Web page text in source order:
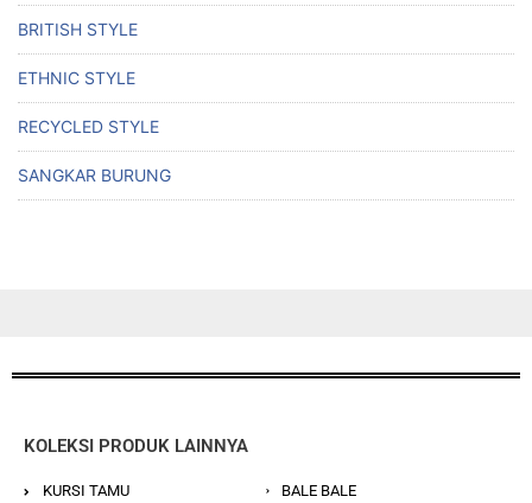
BRITISH STYLE
ETHNIC STYLE
RECYCLED STYLE
SANGKAR BURUNG
KOLEKSI PRODUK LAINNYA
KURSI TAMU
BALE BALE